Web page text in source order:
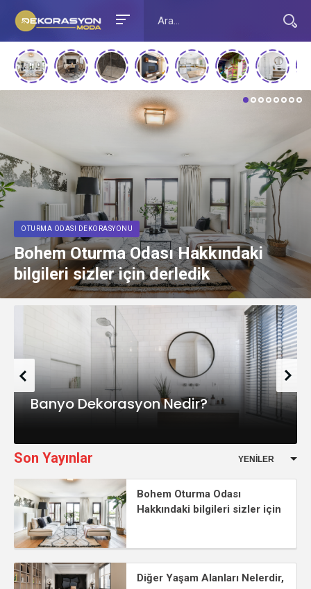
Odası Hakkındaki
için derledik
DIĞER YAŞAM
Diğer
Dekorasyon
Banyo Dekorasyon Nedir?
Son Yayınlar
Bohem Oturma Odası
Hakkındaki bilgileri sizler için
Diğer Yaşam Alanları Nelerdir,